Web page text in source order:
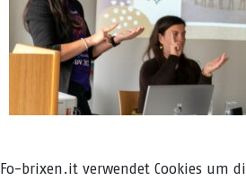
Fo-brixen.it verwendet Cookies um